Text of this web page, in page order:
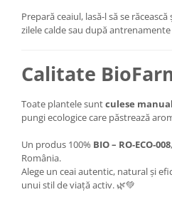
Prepară ceaiul, lasă-l să se
zilele calde sau după
Calitate
Toate plantele suntculese manual
pungi ecologice care păstrează
Un produs 100% BIO – RO‑ECO‑008
România.
Alege un ceai autentic, natural și
unui stil de viață activ. 🌿💚